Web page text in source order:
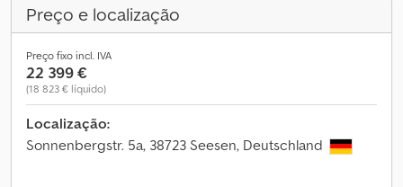
Preço e localização
Preço fixo incl. IVA
22 399 €
(18 823 € líquido)
Localização:
Sonnenbergstr. 5a, 38723 Seesen, Deutschland